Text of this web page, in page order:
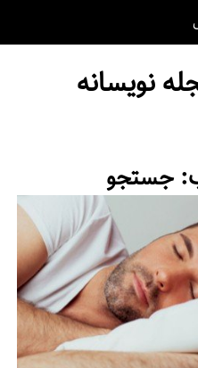
نویسانه
جستجو